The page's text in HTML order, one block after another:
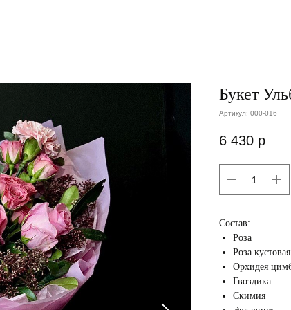
Букет
Артикул: 000-016
6 430 р
Состав:
Роза
Роза кустовая
Орхидея
Гвоздика
Скимия